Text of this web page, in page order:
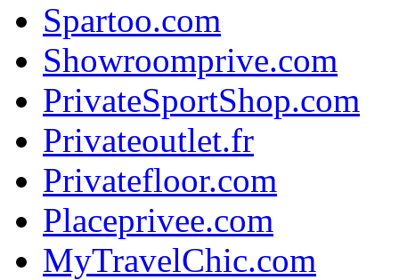
Spartoo.com
Showroomprive.com
PrivateSportShop.com
Privateoutlet.fr
Privatefloor.com
Placeprivee.com
MyTravelChic.com